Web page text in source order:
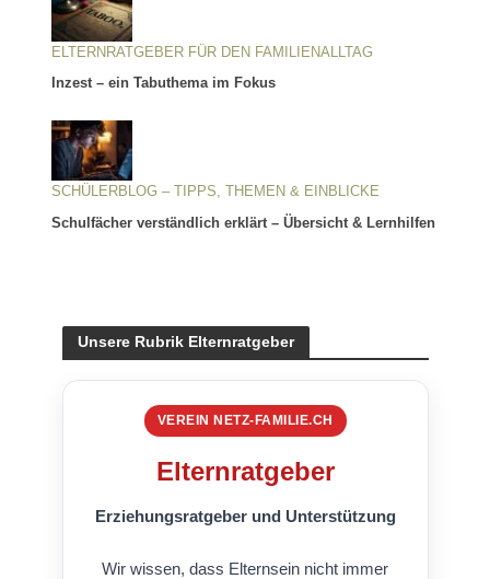
ELTERNRATGEBER FÜR DEN FAMILIENALLTAG
Inzest – ein Tabuthema im Fokus
SCHÜLERBLOG – TIPPS, THEMEN & EINBLICKE
Schulfächer verständlich erklärt – Übersicht & Lernhilfen
Unsere Rubrik Elternratgeber
VEREIN NETZ-FAMILIE.CH
Elternratgeber
Erziehungsratgeber und Unterstützung
Wir wissen, dass Elternsein nicht immer